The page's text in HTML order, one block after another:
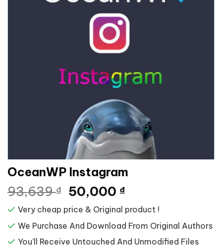
OceanWP Instagram
93,639₫ Giá
gốc
là:
93,639 ₫.
50,000 ₫Giá
hiện
tại
là:
50,000 ₫.
Very cheap price & Original product !
We Purchase And Download From Original Authors
You’ll Receive Untouched And Unmodified Files